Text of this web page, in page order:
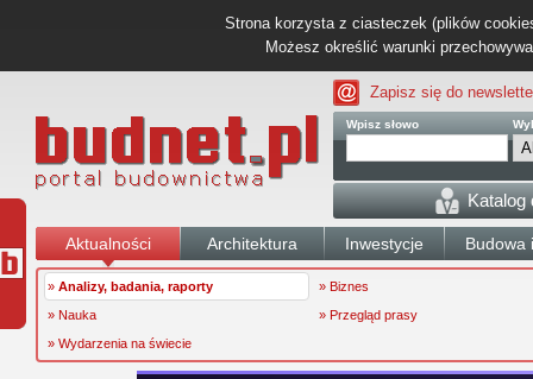
Strona korzysta z ciasteczek (plików
Możesz określić warunki
Zapisz się do
Wpisz słowo
Katalog
Aktualności Architektura Inwestycje Budowa
» Analizy, badania, raporty
» Biznes
» Nauka
» Przegląd prasy
» Wydarzenia na świecie